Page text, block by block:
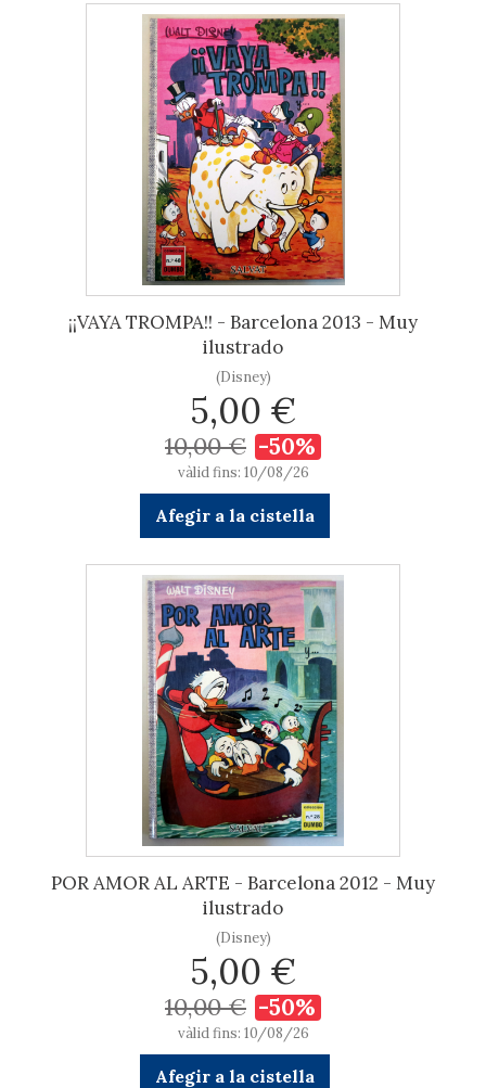
¡¡VAYA TROMPA!! - Barcelona 2013 - Muy
ilustrado
(Disney)
5,00 €
10,00 € -50%
vàlid fins: 10/08/26
Afegir a la cistella
POR AMOR AL ARTE - Barcelona 2012 - Muy
ilustrado
(Disney)
5,00 €
10,00 € -50%
vàlid fins: 10/08/26
Afegir a la cistella